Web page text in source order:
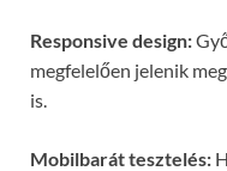
Responsive design:
megfelelően jelenik
is.
Mobilbarát tesztelés: